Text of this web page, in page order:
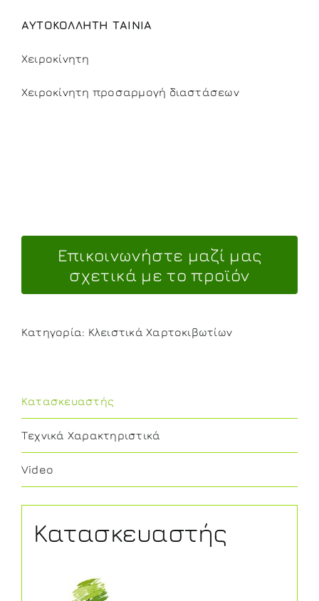
ΑΥΤΟΚΟΛΛΗΤΗ ΤΑΙΝΙΑ
Χειροκίνητη
Χειροκίνητη προσαρμογή διαστάσεων
Κατηγορία: Κλειστικά Χαρτοκιβωτίων
Κατασκευαστής
Τεχνικά Χαρακτηριστικά
Video
Κατασκευαστής